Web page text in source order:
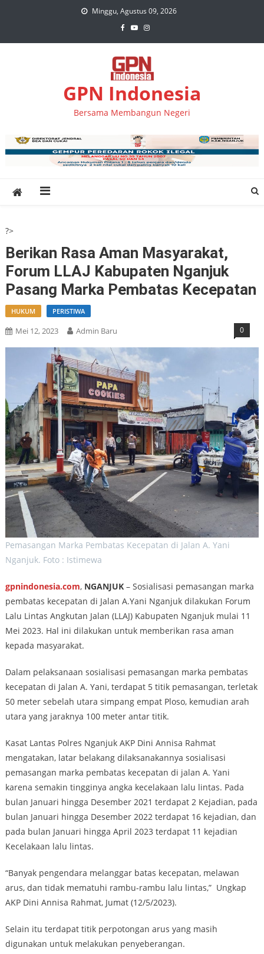
Minggu, Agustus 09, 2026
GPN Indonesia
Bersama Membangun Negeri
?>
Berikan Rasa Aman Masyarakat,
Forum LLAJ Kabupaten Nganjuk
Pasang Marka Pembatas Kecepatan
HUKUM PERISTIWA
Mei 12, 2023 Admin Baru 0
Pemasangan Marka Pembatas Kecepatan di Jalan A. Yani
Nganjuk. Foto : Istimewa
gpnindonesia.com, NGANJUK– Sosialisasi pemasangan marka
pembatas kecepatan di Jalan A.Yani Nganjuk dilakukan Forum
Lalu Lintas Angkutan Jalan (LLAJ) Kabupaten Nganjuk mulai 11
Mei 2023. Hal ini dilakukan untuk memberikan rasa aman
kepada masyarakat.
Dalam pelaksanaan sosialisasi pemasangan marka pembatas
kecepatan di Jalan A. Yani, terdapat 5 titik pemasangan, terletak
50 meter sebelah utara simpang empat Ploso, kemudian arah
utara yang jaraknya 100 meter antar titik.
Kasat Lantas Polres Nganjuk AKP Dini Annisa Rahmat
mengatakan, latar belakang dilaksanakannya sosialisasi
pemasangan marka pembatas kecepatan di jalan A. Yani
karena semakin tingginya angka kecelakaan lalu lintas. Pada
bulan Januari hingga Desember 2021 terdapat 2 Kejadian, pada
bulan Januari hingga Desember 2022 terdapat 16 kejadian, dan
pada bulan Januari hingga April 2023 terdapat 11 kejadian
Kecelakaan lalu lintas.
“Banyak pengendara melanggar batas kecepatan, melawan
arus, dan tidak mematuhi rambu-rambu lalu lintas,” Ungkap
AKP Dini Annisa Rahmat, Jumat (12/5/2023).
Selain itu terdapat titik perpotongan arus yang masih
digunakan untuk melakukan penyeberangan.